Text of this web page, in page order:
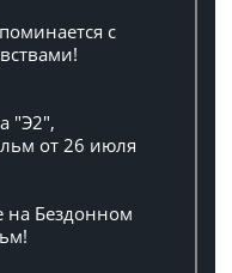
с
"Э2",
от 26 июля
Бездонном